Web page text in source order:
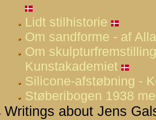
Lidt stilhistorie
Om sandforme - af
Om
Kunstakademiet
Silicone-afstøbning -
Støberibogen 1938
Writings about Jens